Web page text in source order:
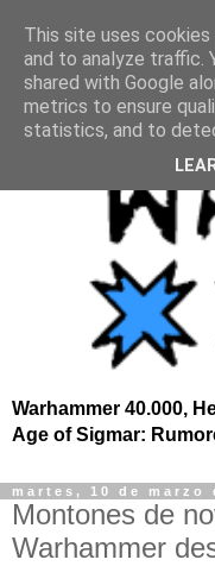
Warhammer 40.000,
Age of Sigmar:
martes, 10 de marzo
Montones de
Warhammer
This site uses
and to analyze traffic.
shared with Google
metrics to ensure
statistics, and to